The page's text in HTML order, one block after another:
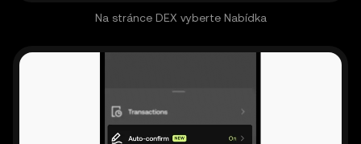
Na stránce DEX vyberte Nabídka